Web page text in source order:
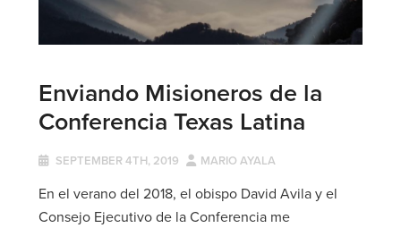
Enviando Misioneros de la
Conferencia Texas Latina
SEPTEMBER 4TH, 2019 MARIO AYALA
En el verano del 2018, el obispo David Avila y el
Consejo Ejecutivo de la Conferencia me